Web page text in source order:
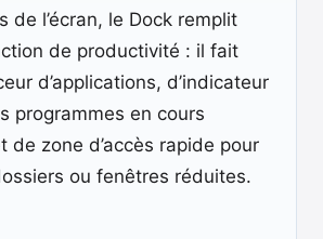
de l’écran, le Dock remplit
de productivité : il fait
d’applications, d’indicateur
programmes en cours
de zone d’accès rapide pour
ou fenêtres réduites.